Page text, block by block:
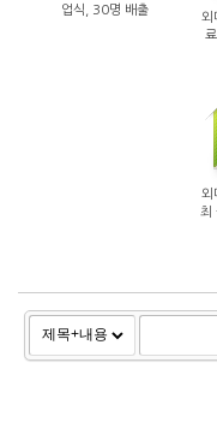
업식, 30명 배출
외
외
최